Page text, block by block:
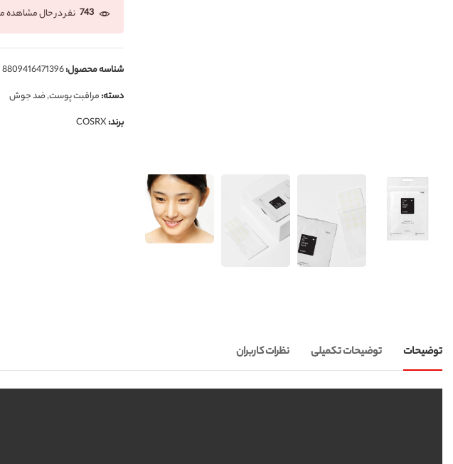
743 نفر در حال
شناسه محصول:8809416471396
دسته:مراقبت پوست,ضد جوش
برند:COSRX
توضیحات توضیحات تکمیلی نظرات کاربران